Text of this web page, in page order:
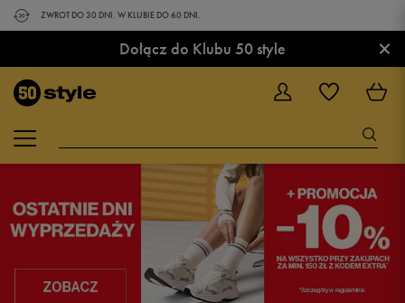
ZWROT DO 30 DNI. W KLUBIE DO 60 DNI.
Dołącz do Klubu 50 style ×